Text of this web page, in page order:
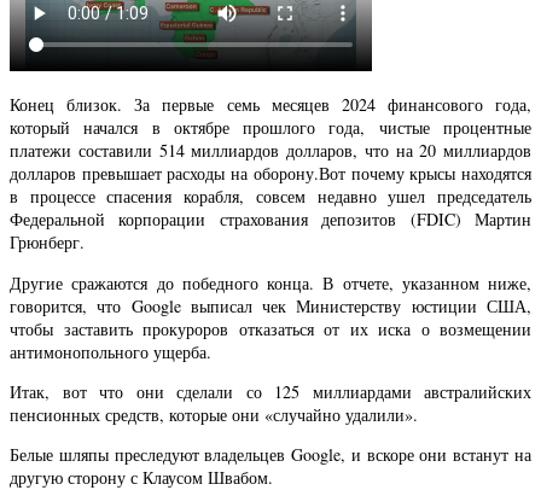
Конец близок. За первые семь месяцев 2024 финансового года,
который начался в октябре прошлого года, чистые процентные
платежи составили 514 миллиардов долларов, что на 20 миллиардов
долларов превышает расходы на оборону.Вот почему крысы находятся
в процессе спасения корабля, совсем недавно ушел председатель
Федеральной корпорации страхования депозитов (FDIC) Мартин
Грюнберг.
Другие сражаются до победного конца. В отчете, указанном ниже,
говорится, что Google выписал чек Министерству юстиции США,
чтобы заставить прокуроров отказаться от их иска о возмещении
антимонопольного ущерба.
Итак, вот что они сделали со 125 миллиардами австралийских
пенсионных средств, которые они «случайно удалили».
Белые шляпы преследуют владельцев Google, и вскоре они встанут на
другую сторону с Клаусом Швабом.